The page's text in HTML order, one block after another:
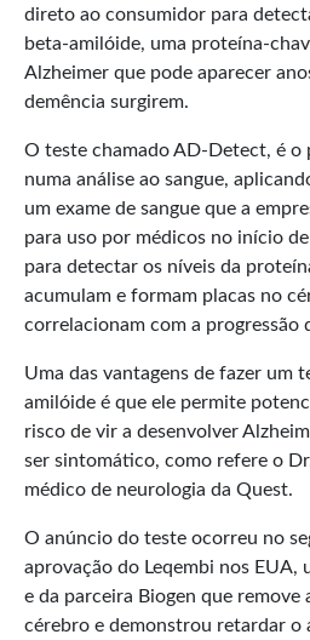
direto ao consumidor para
beta-amilóide, uma proteína-
Alzheimer que pode aparecer
demência surgirem.
O teste chamado AD-Detect, é o
numa análise ao sangue,
um exame de sangue que a
para uso por médicos no início
para detectar os níveis da
acumulam e formam placas no
correlacionam com a progressão
Uma das vantagens de fazer um
amilóide é que ele permite
risco de vir a desenvolver
ser sintomático, como refere o
médico de neurologia da Quest.
O anúncio do teste ocorreu no
aprovação do Leqembi nos EUA,
e da parceira Biogen que
cérebro e demonstrou retardar o